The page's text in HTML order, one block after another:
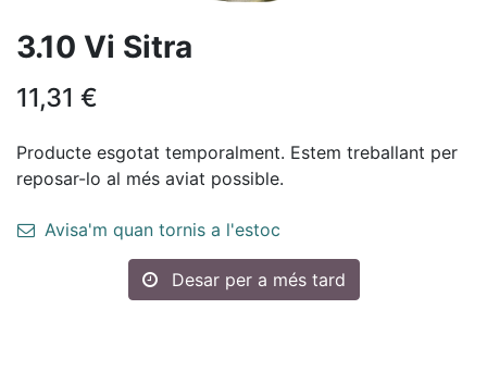
3.10 Vi Sitra
11,31 €
Producte esgotat temporalment. Estem treballant per
reposar-lo al més aviat possible.
Avisa'm quan tornis a l'estoc
Desar per a més tard